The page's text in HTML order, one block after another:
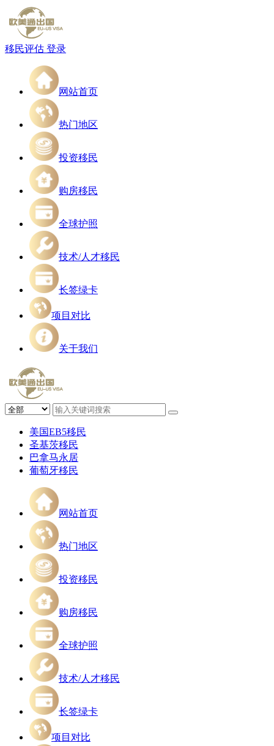
移民评估 登录
网站首页
热门地区
投资移民
购房移民
全球护照
技术/人才移民
长签绿卡
项目对比
关于我们
美国EB5移民
圣基茨移民
巴拿马永居
葡萄牙移民
网站首页
热门地区
投资移民
购房移民
全球护照
技术/人才移民
长签绿卡
项目对比